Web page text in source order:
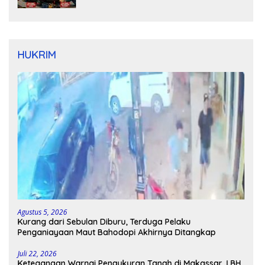
HUKRIM
Agustus 5, 2026
Kurang dari Sebulan Diburu, Terduga Pelaku
Penganiayaan Maut Bahodopi Akhirnya Ditangkap
Juli 22, 2026